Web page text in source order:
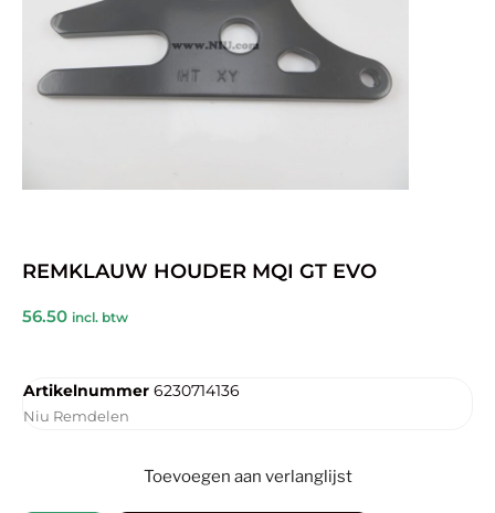
REMKLAUW HOUDER MQI GT EVO
56.50 incl. btw
Artikelnummer 6230714136
Niu Remdelen
Toevoegen aan verlanglijst